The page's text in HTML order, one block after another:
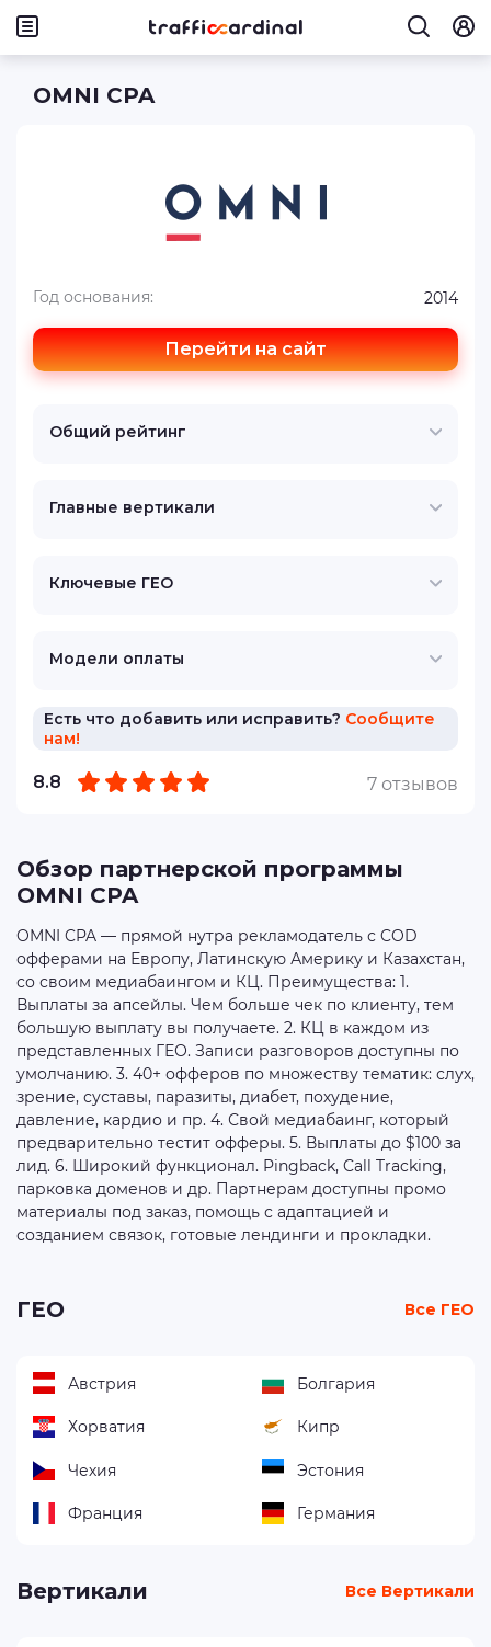
OMNI CPA
Перейти на сайт
Год основания: 2014
Общий рейтинг
Главные вертикали
Ключевые ГЕО
Модели оплаты
Есть что добавить или исправить? Сообщите
нам!
8.8 7 отзывов
Обзор партнерской программы
OMNI CPA
OMNI CPA — прямой нутра рекламодатель с COD
офферами на Европу, Латинскую Америку и Казахстан,
со своим медиабаингом и КЦ. Преимущества: 1.
Выплаты за апсейлы. Чем больше чек по клиенту, тем
большую выплату вы получаете. 2. КЦ в каждом из
представленных ГЕО. Записи разговоров доступны по
умолчанию. 3. 40+ офферов по множеству тематик: слух,
зрение, суставы, паразиты, диабет, похудение,
давление, кардио и пр. 4. Свой медиабаинг, который
предварительно тестит офферы. 5. Выплаты до $100 за
лид. 6. Широкий функционал. Pingback, Call Tracking,
парковка доменов и др. Партнерам доступны промо
материалы под заказ, помощь с адаптацией и
созданием связок, готовые лендинги и прокладки.
ГЕО Все ГЕО
Австрия Болгария
Хорватия Кипр
Чехия Эстония
Франция Германия
Вертикали Все Вертикали